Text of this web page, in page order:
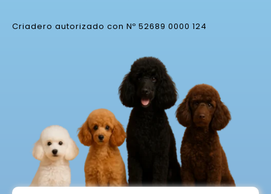
Criadero autorizado con Nº 52689 0000 124